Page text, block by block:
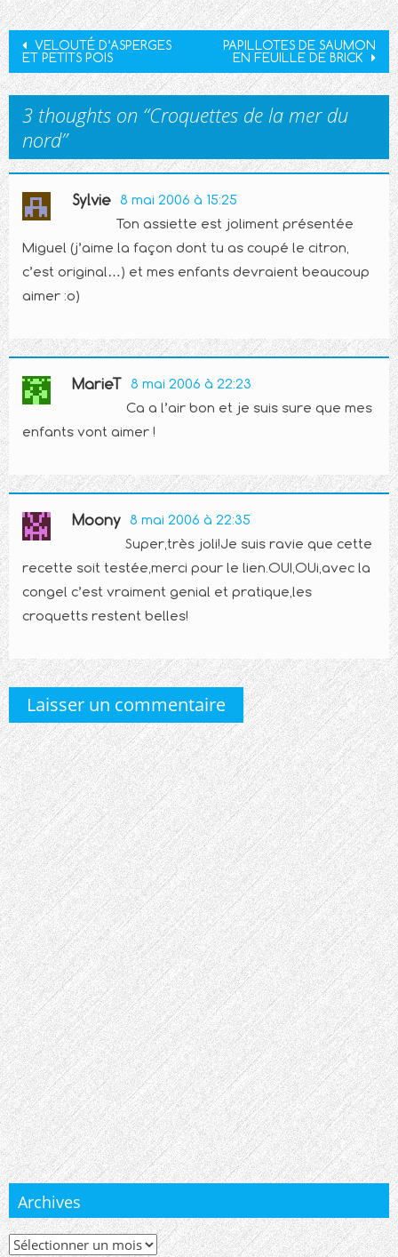
Post
navigation
VELOUTÉ D’ASPERGES
ET PETITS POIS
PAPILLOTES DE SAUMON
EN FEUILLE DE BRICK
3 thoughts on “Croquettes de la mer du
nord”
Sylvie 8 mai 2006 à 15:25
Ton assiette est joliment présentée
Miguel (j’aime la façon dont tu as coupé le citron,
c’est original…) et mes enfants devraient beaucoup
aimer :o)
MarieT 8 mai 2006 à 22:23
Ca a l’air bon et je suis sure que mes
enfants vont aimer !
Moony 8 mai 2006 à 22:35
Super,très joli!Je suis ravie que cette
recette soit testée,merci pour le lien.OUI,OUi,avec la
congel c’est vraiment genial et pratique,les
croquetts restent belles!
Laisser un commentaire
Archives
Archives